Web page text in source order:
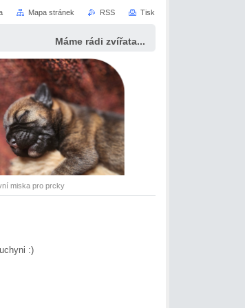
Máme rádi zvířata...
miska pro prcky
:)
Mapa stránek RSS Tisk